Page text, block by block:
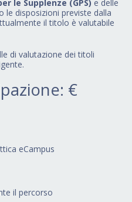
le Supplenze (GPS) e delle
le disposizioni previste dalla
il titolo è valutabile
di valutazione dei titoli
€
eCampus
il percorso